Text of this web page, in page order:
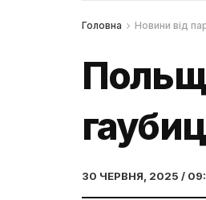
Головна Новини від
30 ЧЕРВНЯ, 2025 /